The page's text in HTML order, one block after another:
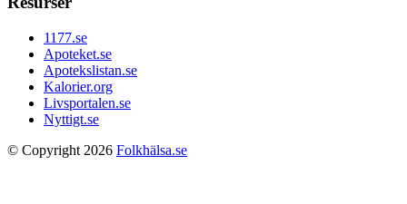
1177.se
Apoteket.se
Apotekslistan.se
Kalorier.org
Livsportalen.se
Nyttigt.se
© Copyright 2026 Folkhälsa.se